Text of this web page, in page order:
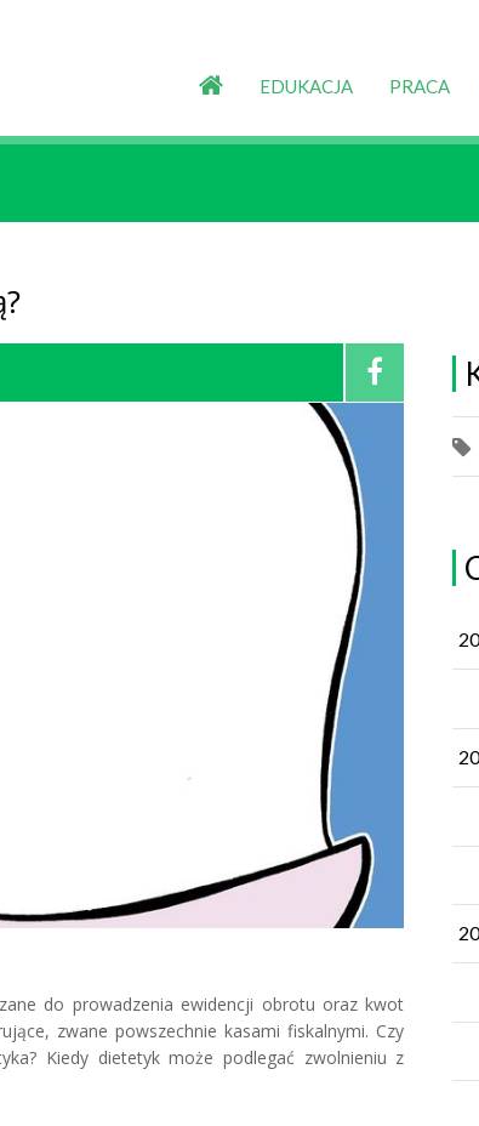
EDUKACJA PRACA
do prowadzenia ewidencji obrotu oraz kwot
zwane powszechnie kasami fiskalnymi. Czy
Kiedy dietetyk może podlegać zwolnieniu z